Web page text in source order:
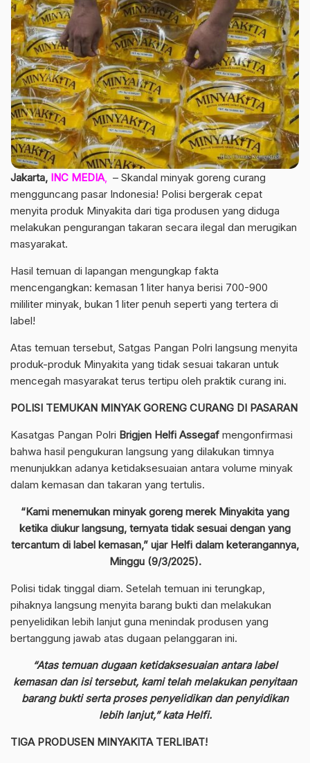
Jakarta, INC MEDIA, – Skandal minyak goreng curang
mengguncang pasar Indonesia! Polisi bergerak cepat
menyita produk Minyakita dari tiga produsen yang diduga
melakukan pengurangan takaran secara ilegal dan merugikan
masyarakat.
Hasil temuan di lapangan mengungkap fakta
mencengangkan: kemasan 1 liter hanya berisi 700-900
mililiter minyak, bukan 1 liter penuh seperti yang tertera di
label!
Atas temuan tersebut, Satgas Pangan Polri langsung menyita
produk-produk Minyakita yang tidak sesuai takaran untuk
mencegah masyarakat terus tertipu oleh praktik curang ini.
POLISI TEMUKAN MINYAK GORENG CURANG DI PASARAN
Kasatgas Pangan Polri Brigjen Helfi Assegaf mengonfirmasi
bahwa hasil pengukuran langsung yang dilakukan timnya
menunjukkan adanya ketidaksesuaian antara volume minyak
dalam kemasan dan takaran yang tertulis.
“Kami menemukan minyak goreng merek Minyakita yang
ketika diukur langsung, ternyata tidak sesuai dengan yang
tercantum di label kemasan,” ujar Helfi dalam keterangannya,
Minggu (9/3/2025).
Polisi tidak tinggal diam. Setelah temuan ini terungkap,
pihaknya langsung menyita barang bukti dan melakukan
penyelidikan lebih lanjut guna menindak produsen yang
bertanggung jawab atas dugaan pelanggaran ini.
“Atas temuan dugaan ketidaksesuaian antara label
kemasan dan isi tersebut, kami telah melakukan penyitaan
barang bukti serta proses penyelidikan dan penyidikan
lebih lanjut,” kata Helfi.
TIGA PRODUSEN MINYAKITA TERLIBAT!